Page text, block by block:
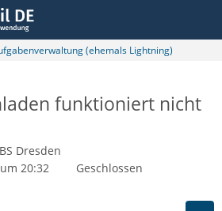
(ehemals Lightning)
funktioniert nicht
BS Dresden
20:32
Geschlossen